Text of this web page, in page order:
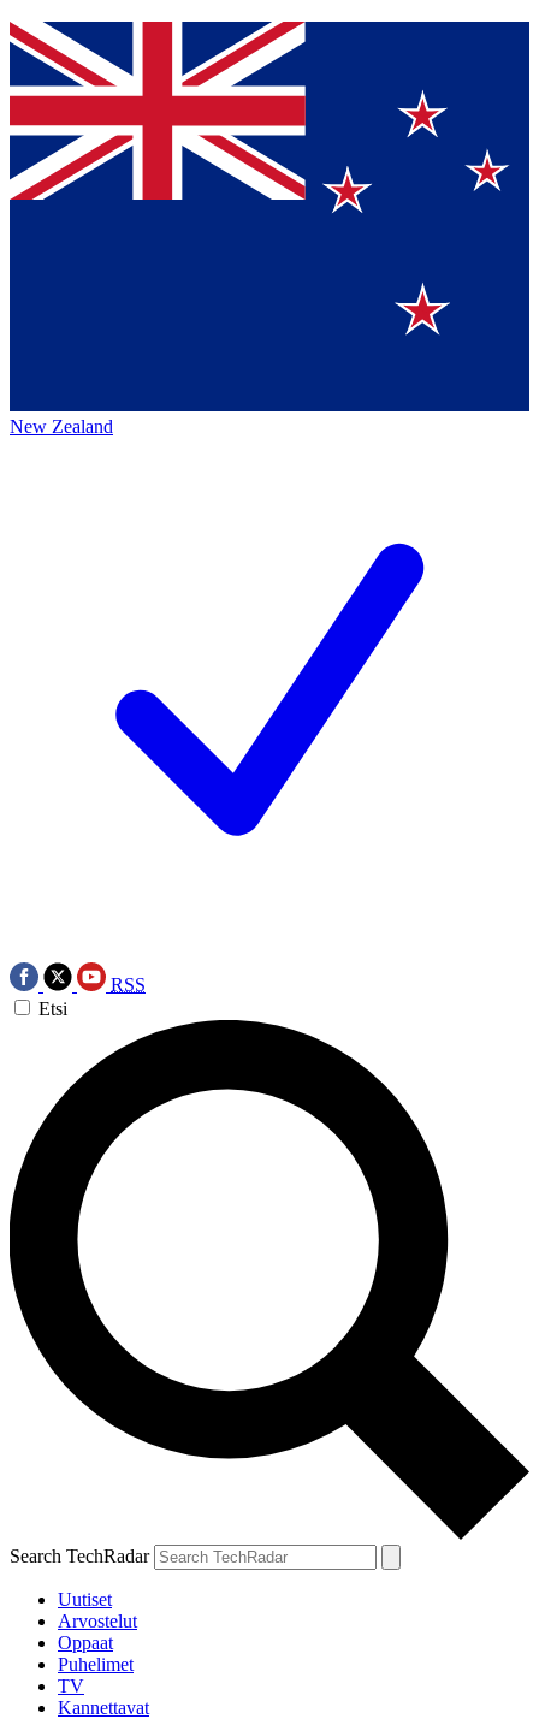
New Zealand
RSS
Etsi
Search TechRadar
Uutiset
Arvostelut
Oppaat
Puhelimet
TV
Kannettavat